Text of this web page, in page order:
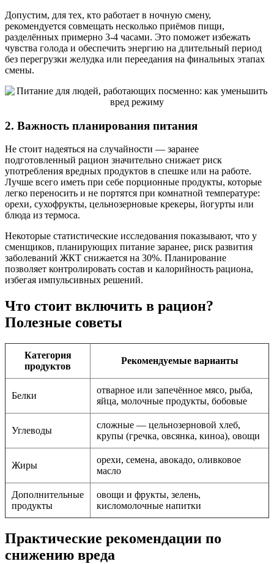
Допустим, для тех, кто работает в ночную смену,
рекомендуется совмещать несколько приёмов пищи,
разделённых примерно 3-4 часами. Это поможет избежать
чувства голода и обеспечить энергию на длительный период
без перегрузки желудка или переедания на финальных этапах
смены.
2. Важность планирования питания
Не стоит надеяться на случайности — заранее
подготовленный рацион значительно снижает риск
употребления вредных продуктов в спешке или на работе.
Лучше всего иметь при себе порционные продукты, которые
легко переносить и не портятся при комнатной температуре:
орехи, сухофрукты, цельнозерновые крекеры, йогурты или
блюда из термоса.
Некоторые статистические исследования показывают, что у
сменщиков, планирующих питание заранее, риск развития
заболеваний ЖКТ снижается на 30%. Планирование
позволяет контролировать состав и калорийность рациона,
избегая импульсивных решений.
Что стоит включить в рацион?
Полезные советы
Категория
продуктов
Рекомендуемые варианты
Белки
отварное или запечённое мясо, рыба,
яйца, молочные продукты, бобовые
Углеводы
сложные — цельнозерновой хлеб,
крупы (гречка, овсянка, киноа), овощи
Жиры
орехи, семена, авокадо, оливковое
масло
Дополнительные
продукты
овощи и фрукты, зелень,
кисломолочные напитки
Практические рекомендации по
снижению вреда